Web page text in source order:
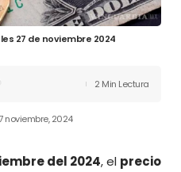
27 de noviembre 2024
noviembre, 2024
2 Min Lectura
del 2024, el precio